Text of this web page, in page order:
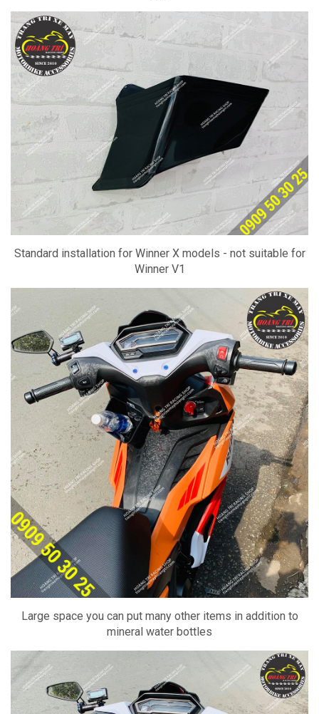
Standard installation for Winner X models - not suitable for
Winner V1
Large space you can put many other items in addition to
mineral water bottles